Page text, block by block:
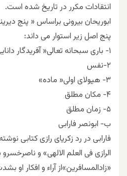
انتقادات مکرر در تاریخ شده است.
ابوریحان بیرونی براساس « پنج
پنج اصل زیر استوار می داند:
۱- باری سبحانه تعالی« آفریدگار دانایی و خرد است»
۲-نفس
۳- هیولای اولی« ماده»
۴- مکان مطلق
۵- زمان مطلق
ب- ابونصر فارابی
فارابی در رد زکریای رازی کتابی
الرازی فی العلم الالهی‌» و
«زادالمسافرین»از آراء و افکار او